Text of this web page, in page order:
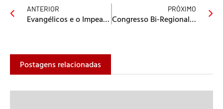
ANTERIOR
Evangélicos e o Impeachment
PRÓXIMO
Congresso Bi-Regional 5° e 8° RE
Postagens relacionadas